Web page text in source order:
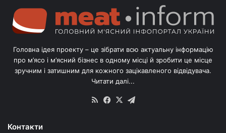
Головна ідея проекту – це зібрати всю актуальну інформацію
про м’ясо і м’ясний бізнес в одному місці й зробити це місце
зручним і затишним для кожного зацікавленого відвідувача.
Читати далі...
RSS Facebook
X
Контакти